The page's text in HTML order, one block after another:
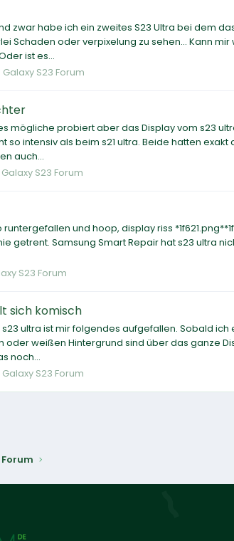
zwar habe ich ein zweites S23 Ultra bei dem
Schaden oder verpixelung zu sehen... Kann
ist es...
S23 Forum
mögliche probiert aber das Display vom s23
so intensiv als beim s21 ultra. Beide hatten
auch...
S23 Forum
runtergefallen und hoop, display riss
getrent. Samsung Smart Repair hat s23 ultra
S23 Forum
sich komisch
ultra ist mir folgendes aufgefallen. Sobald
oder weißen Hintergrund sind über das ganze
noch...
S23 Forum